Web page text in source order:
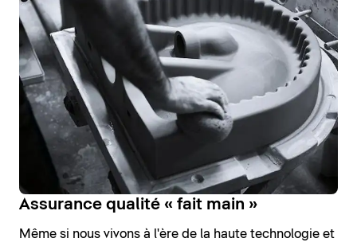
Assurance qualité « fait main »
Même si nous vivons à l'ère de la haute technologie et